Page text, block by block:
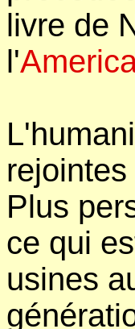
livre de
l'
Plus
ce qui
usines